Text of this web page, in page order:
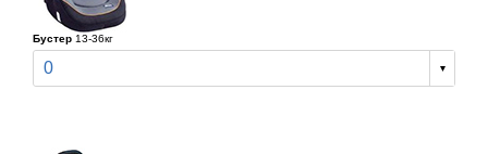
Бустер 13-36кг
0